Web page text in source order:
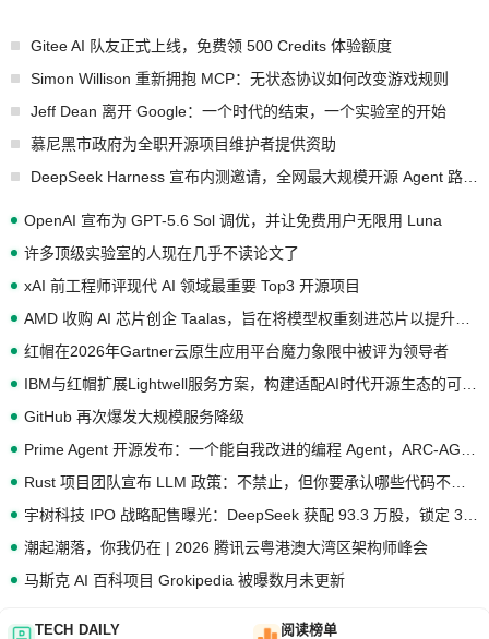
Gitee AI 队友正式上线，免费领 500 Credits 体验额度
Simon Willison 重新拥抱 MCP：无状态协议如何改变游戏规则
Jeff Dean 离开 Google：一个时代的结束，一个实验室的开始
慕尼黑市政府为全职开源项目维护者提供资助
OpenAI 宣布为 GPT-5.6 Sol 调优，并让免费用户无限用 Luna
许多顶级实验室的人现在几乎不读论文了
xAI 前工程师评现代 AI 领域最重要 Top3 开源项目
红帽在2026年Gartner云原生应用平台魔力象限中被评为领导者
GitHub 再次爆发大规模服务降级
潮起潮落，你我仍在 | 2026 腾讯云粤港澳大湾区架构师峰会
马斯克 AI 百科项目 Grokipedia 被曝数月未更新
TECH DAILY 阅读榜单